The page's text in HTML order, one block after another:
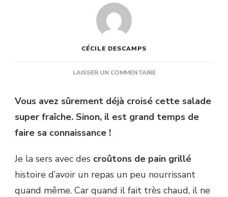
CÉCILE DESCAMPS
LAISSER UN COMMENTAIRESUR
MELON
ET
FETA
À
LA
Vous avez sûrement déjà croisé cette salade
super fraîche. Sinon, il est grand temps de
faire sa connaissance !
Je la sers avec des croûtons de pain grillé
histoire d’avoir un repas un peu nourrissant
quand même. Car quand il fait très chaud, il ne